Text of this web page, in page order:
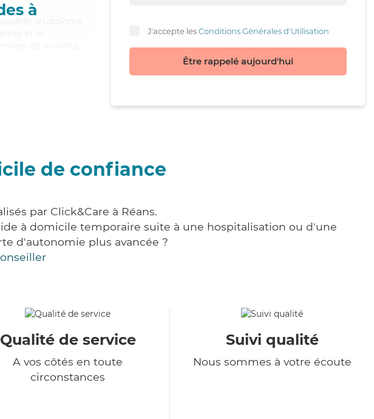
à
un diplôme
et la
J'accepte lesConditions Générales d'Utilisation
Être rappelé aujourd'hui
de confiance
par Click&Care à Réans.
à domicile temporaire suite à une hospitalisation ou d'une
d'autonomie plus avancée ?
Qualité de service
A vos côtés en toute
circonstances
Suivi qualité
Nous sommes à votre écoute